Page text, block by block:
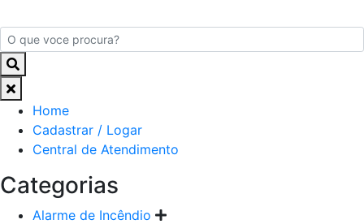
Home
Cadastrar / Logar
Central de Atendimento
Categorias
Alarme de Incêndio